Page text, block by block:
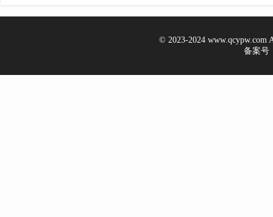
© 2023-2024 www.qcypw.com
备案号